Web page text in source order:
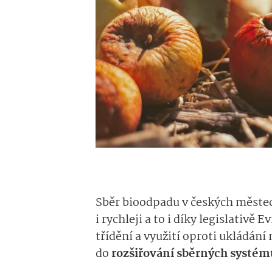
Sběr bioodpadu v českých
i rychleji a to i díky legislativě
třídění a využití oproti ukládání
do rozšiřování sběrných